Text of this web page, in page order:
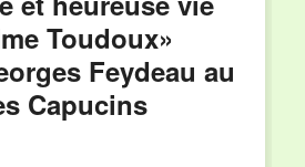
Toudoux»
Feydeau au
Capucins